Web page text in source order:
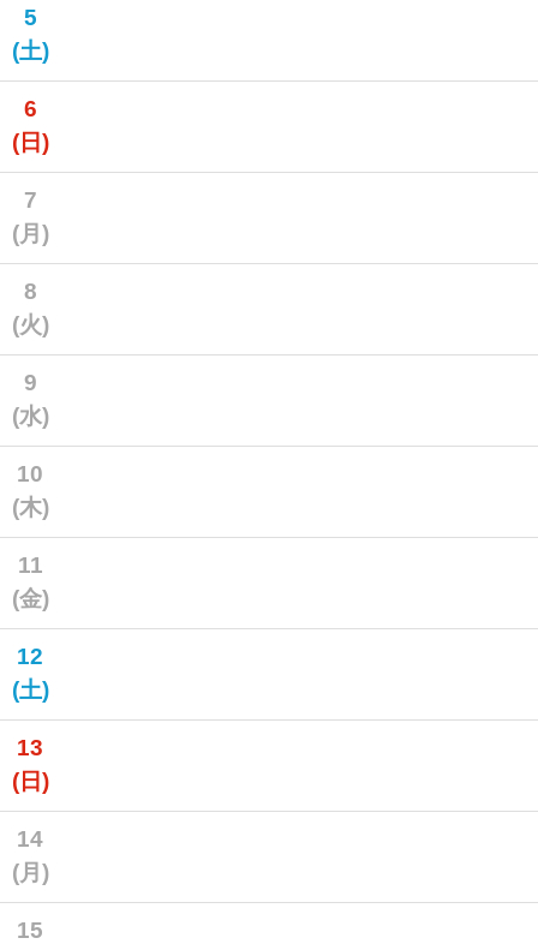
5
(土)
6
(日)
7
(月)
8
(火)
9
(水)
10
(木)
11
(金)
12
(土)
13
(日)
14
(月)
15